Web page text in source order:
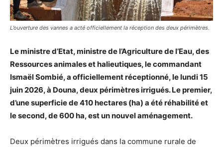
L’ouverture des vannes a acté officiellement la réception des deux périmètres.
Le ministre d’Etat, ministre de l’Agriculture de l’Eau, des
Ressources animales et halieutiques, le commandant
Ismaël Sombié, a officiellement réceptionné, le lundi 15
juin 2026, à Douna, deux périmètres irrigués. Le premier,
d’une superficie de 410 hectares (ha) a été réhabilité et
le second, de 600 ha, est un nouvel aménagement.
Deux périmètres irrigués dans la commune rurale de